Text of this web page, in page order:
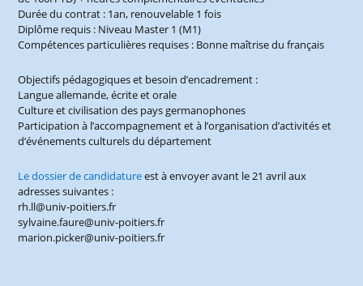
Durée du contrat : 1an, renouvelable 1 fois
Diplôme requis : Niveau Master 1 (M1)
Compétences particulières requises : Bonne maîtrise du français
Objectifs pédagogiques et besoin d’encadrement :
Langue allemande, écrite et orale
Culture et civilisation des pays germanophones
Participation à l’accompagnement et à l’organisation d’activités et
d’événements culturels du département
Le dossier de candidatureest à envoyer avant le 21 avril aux
adresses suivantes :
rh.ll@univ-poitiers.fr
sylvaine.faure@univ-poitiers.fr
marion.picker@univ-poitiers.fr